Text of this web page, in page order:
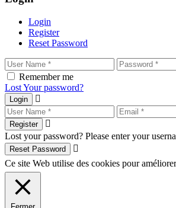
Login
Register
Reset Password
Remember me
Lost Your password?
Login
Register
Lost your password? Please enter your
Reset Password
Ce site Web utilise des cookies pour
Fermer